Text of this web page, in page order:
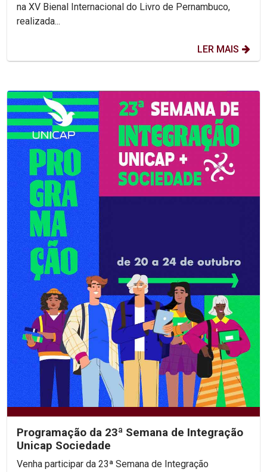
na XV Bienal Internacional do Livro de Pernambuco,
realizada...
LER MAIS
Programação da 23ª Semana de Integração
Unicap Sociedade
Venha participar da 23ª Semana de Integração